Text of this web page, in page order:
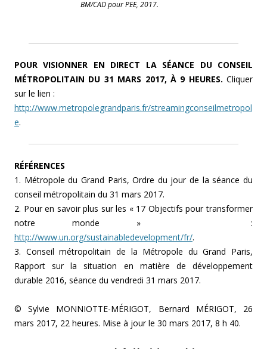
BM/CAD pour PEE, 2017.
POUR VISIONNER EN DIRECT LA SÉANCE DU CONSEIL
MÉTROPOLITAIN DU 31 MARS 2017, À 9 HEURES. Cliquer
sur le lien :
http://www.metropolegrandparis.fr/streamingconseilmetropol
e.
RÉFÉRENCES
1. Métropole du Grand Paris, Ordre du jour de la séance du
conseil métropolitain du 31 mars 2017.
2. Pour en savoir plus sur les « 17 Objectifs pour transformer
notre monde » :
http://www.un.org/sustainabledevelopment/fr/.
3. Conseil métropolitain de la Métropole du Grand Paris,
Rapport sur la situation en matière de développement
durable 2016, séance du vendredi 31 mars 2017.
© Sylvie MONNIOTTE-MÉRIGOT, Bernard MÉRIGOT, 26
mars 2017, 22 heures. Mise à jour le 30 mars 2017, 8 h 40.